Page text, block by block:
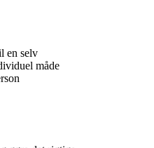
en selv
måde